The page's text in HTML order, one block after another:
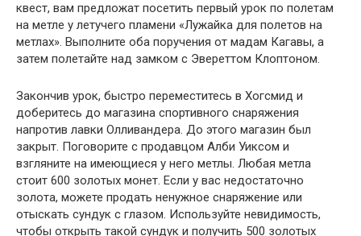
квест, вам предложат посетить первый урок по полетам
на метле у летучего пламени «Лужайка для полетов на
метлах». Выполните оба поручения от мадам Кагавы, а
затем полетайте над замком с Эвереттом Клоптоном.
Закончив урок, быстро переместитесь в Хогсмид и
доберитесь до магазина спортивного снаряжения
напротив лавки Олливандера. До этого магазин был
закрыт. Поговорите с продавцом Алби Уиксом и
взгляните на имеющиеся у него метлы. Любая метла
стоит 600 золотых монет. Если у вас недостаточно
золота, можете продать ненужное снаряжение или
отыскать сундук с глазом. Используйте невидимость,
чтобы открыть такой сундук и получить 500 золотых